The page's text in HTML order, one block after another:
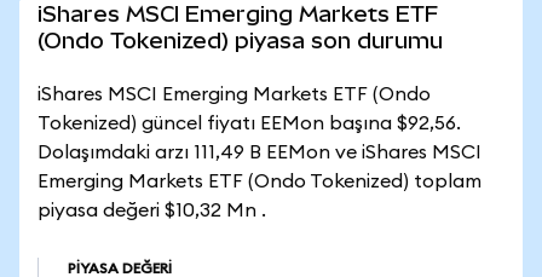
iShares MSCI Emerging Markets ETF
(Ondo Tokenized) piyasa son durumu
iShares MSCI Emerging Markets ETF (Ondo
Tokenized) güncel fiyatı EEMon başına $92,56.
Dolaşımdaki arzı 111,49 B EEMon ve iShares MSCI
Emerging Markets ETF (Ondo Tokenized) toplam
piyasa değeri $10,32 Mn .
PIYASA DEĞERI